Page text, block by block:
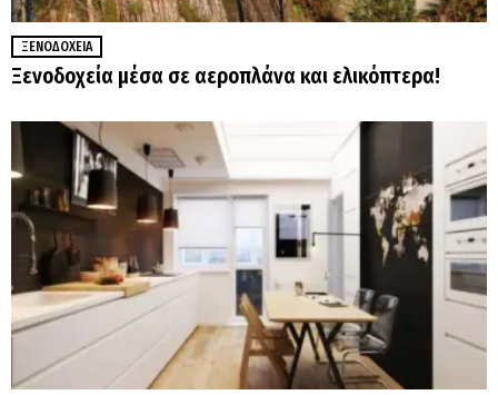
ΞΕΝΟΔΟΧΕΊΑ
Ξενοδοχεία μέσα σε αεροπλάνα και ελικόπτερα!